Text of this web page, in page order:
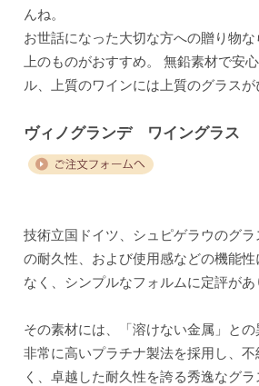
んね。
お世話になった大切な方への贈り物
上のものがおすすめ。 無鉛素材で安
ル、上質のワインには上質のグラスが
ヴィノグランデ ワイングラス
技術立国ドイツ、シュピゲラウのグ
の耐久性、および使用感などの機能
なく、シンプルなフォルムに定評があ
その素材には、「溶けない金属」と
非常に高いプラチナ製法を採用し、
く、卓越した耐久性を誇る秀逸なグ